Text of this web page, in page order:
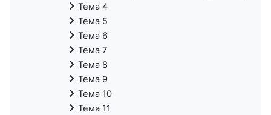
Тема 4
Тема 5
Тема 6
Тема 7
Тема 8
Тема 9
Тема 10
Тема 11